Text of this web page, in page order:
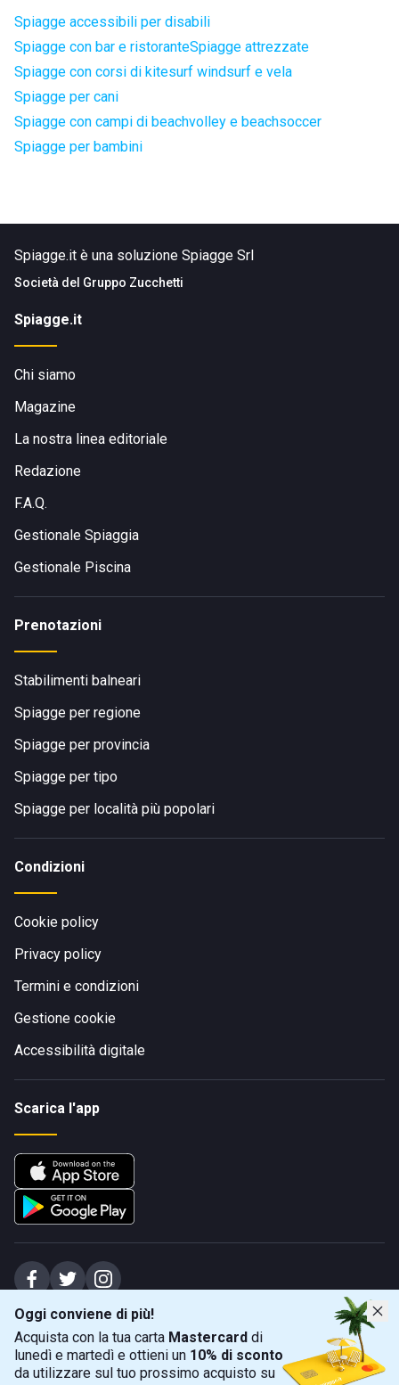
Oggi conviene di più!
Acquista con la tua carta Mastercard di
lunedì e martedì e ottieni un 10% di sconto
da utilizzare sul tuo prossimo acquisto su
Spiagge accessibili per disabili
Spiagge con bar e ristoranteSpiagge attrezzate
Spiagge con corsi di kitesurf windsurf e vela
Spiagge per cani
Spiagge con campi di beachvolley e beachsoccer
Spiagge per bambini
Spiagge.it è una soluzione Spiagge Srl
Società del Gruppo Zucchetti
Spiagge.it
Chi siamo
Magazine
La nostra linea editoriale
Redazione
F.A.Q.
Gestionale Spiaggia
Gestionale Piscina
Prenotazioni
Stabilimenti balneari
Spiagge per regione
Spiagge per provincia
Spiagge per tipo
Spiagge per località più popolari
Condizioni
Cookie policy
Privacy policy
Termini e condizioni
Gestione cookie
Accessibilità digitale
Scarica l'app
Spiagge Srl - Sede legale: Via Marecchiese 48, 47923 Rimini (RN), IT -
capitale sociale Euro 31245,57 - Iscritta al registro delle imprese di Rimini
Sede operativa: Via Flaminia 180, 47924 Rimini (RN), IT
+39 0541 772375
info@spiagge.it - p.i./c.f. 04536640404